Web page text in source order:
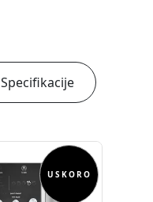
USKORO
Specifikacije